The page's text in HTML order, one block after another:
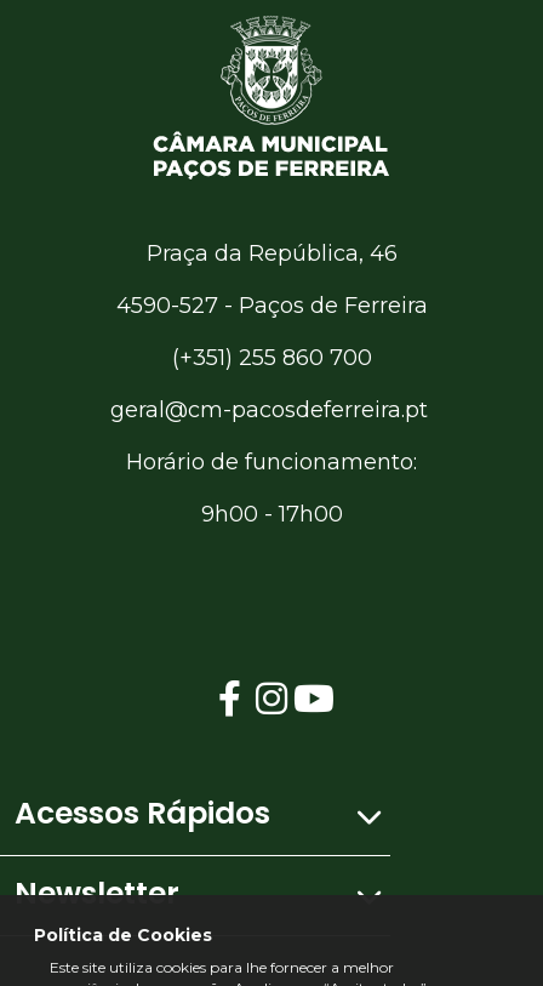
Política de Cookies
Este site utiliza cookies para lhe fornecer a melhor
Acessos Rápidos
Ficha Técnica
Newsletter
Praça da República, 46
4590-527 - Paços de Ferreira
(+351) 255 860 700
geral@cm-pacosdeferreira.pt
Horário de funcionamento:
9h00 - 17h00